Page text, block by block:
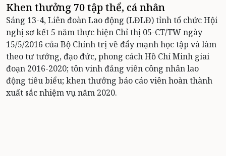
Khen thưởng 70 tập thể, cá nhân
Sáng 13-4, Liên đoàn Lao động (LĐLĐ) tỉnh tổ chức Hội
nghị sơ kết 5 năm thực hiện Chỉ thị 05-CT/TW ngày
15/5/2016 của Bộ Chính trị về đẩy mạnh học tập và làm
theo tư tưởng, đạo đức, phong cách Hồ Chí Minh giai
đoạn 2016-2020; tôn vinh đảng viên công nhân lao
động tiêu biểu; khen thưởng báo cáo viên hoàn thành
xuất sắc nhiệm vụ năm 2020.